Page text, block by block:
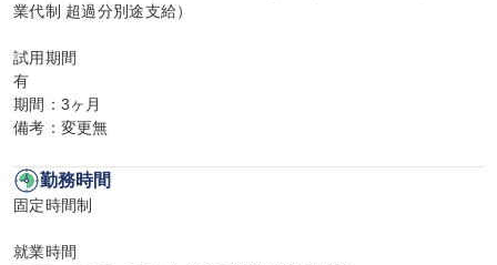
業代制 超過分別途支給）
試用期間
有
期間：3ヶ月
備考：変更無
勤務時間
固定時間制
就業時間